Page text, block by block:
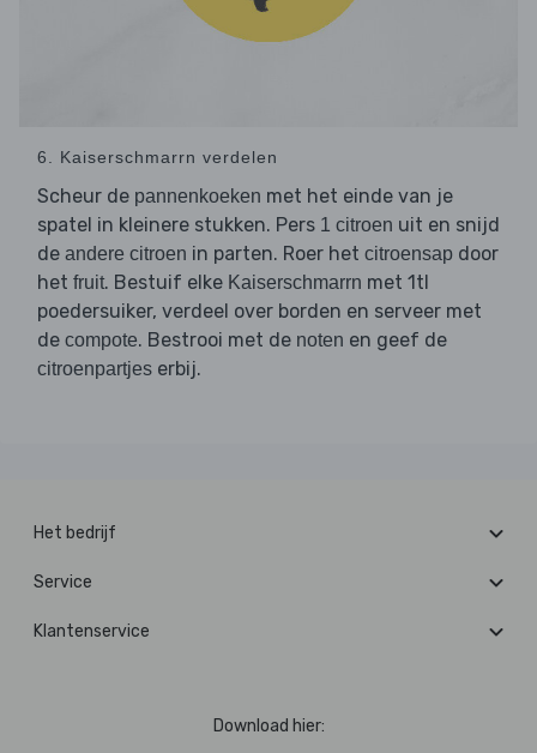
6. Kaiserschmarrn verdelen
Scheur de pannenkoeken met het einde van je
spatel in kleinere stukken. Pers 1 citroen uit en snijd
de andere citroen in parten. Roer het citroensap door
het fruit. Bestuif elke Kaiserschmarrn met 1tl
poedersuiker, verdeel over borden en serveer met
de compote. Bestrooi met de noten en geef de
citroenpartjes erbij.
Het bedrijf
Service
Klantenservice
Download hier: